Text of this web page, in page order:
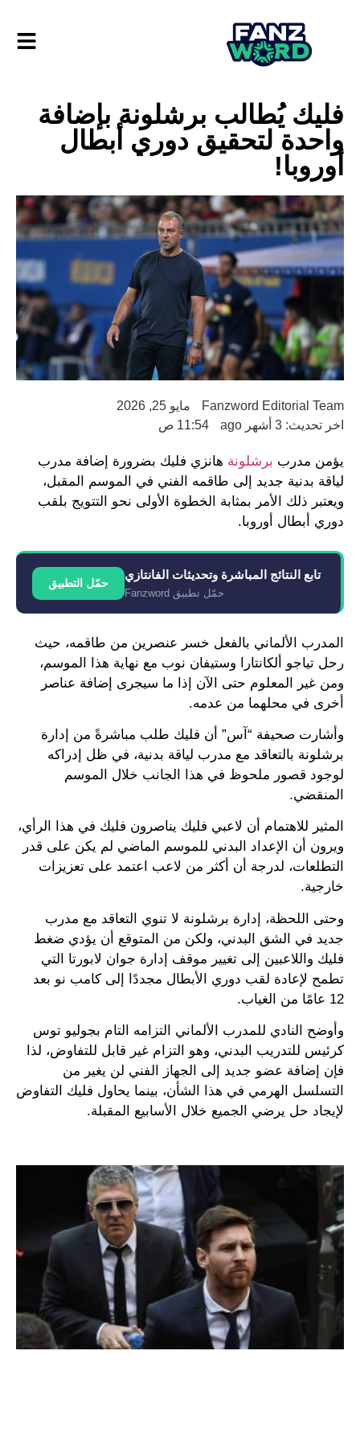
فليك يُطالب برشلونة بإضافة
واحدة لتحقيق دوري أبطال
أوروبا!
Fanzword Editorial Team
مايو 25, 2026
اخر تحديث: 3 أشهر ago
11:54 ص
يؤمن مدرب برشلونة هانزي فليك بضرورة إضافة مدرب
لياقة بدنية جديد إلى طاقمه الفني في الموسم المقبل،
ويعتبر ذلك الأمر بمثابة الخطوة الأولى نحو التتويج بلقب
دوري أبطال أوروبا.
تابع النتائج المباشرة وتحديثات الفانتازي
حمّل تطبيق Fanzword
حمّل التطبيق
المدرب الألماني بالفعل خسر عنصرين من طاقمه، حيث
رحل تياجو ألكانتارا وستيفان نوب مع نهاية هذا الموسم،
ومن غير المعلوم حتى الآن إذا ما سيجرى إضافة عناصر
أخرى في محلهما من عدمه.
وأشارت صحيفة “آس” أن فليك طلب مباشرةً من إدارة
برشلونة بالتعاقد مع مدرب لياقة بدنية، في ظل إدراكه
لوجود قصور ملحوظ في هذا الجانب خلال الموسم
المنقضي.
المثير للاهتمام أن لاعبي فليك يناصرون فليك في هذا الرأي،
ويرون أن الإعداد البدني للموسم الماضي لم يكن على قدر
التطلعات، لدرجة أن أكثر من لاعب اعتمد على تعزيزات
خارجية.
وحتى اللحظة، إدارة برشلونة لا تنوي التعاقد مع مدرب
جديد في الشق البدني، ولكن من المتوقع أن يؤدي ضغط
فليك واللاعبين إلى تغيير موقف إدارة جوان لابورتا التي
تطمح لإعادة لقب دوري الأبطال مجددًا إلى كامب نو بعد
12 عامًا من الغياب.
وأوضح النادي للمدرب الألماني التزامه التام بجوليو توس
كرئيس للتدريب البدني، وهو التزام غير قابل للتفاوض، لذا
فإن إضافة عضو جديد إلى الجهاز الفني لن يغير من
التسلسل الهرمي في هذا الشأن، بينما يحاول فليك التفاوض
لإيجاد حل يرضي الجميع خلال الأسابيع المقبلة.